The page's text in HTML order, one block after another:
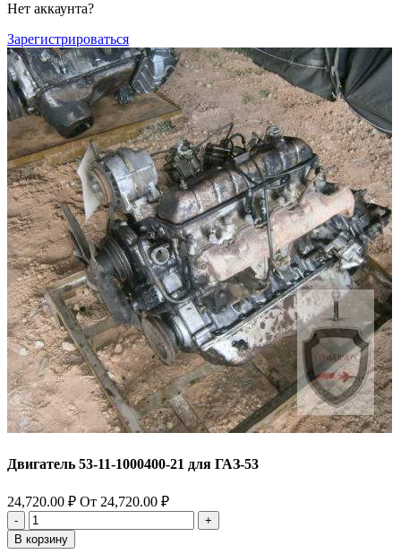
Нет аккаунта?
Зарегистрироваться
Двигатель 53-11-1000400-21 для ГАЗ-53
24,720.00 ₽ От 24,720.00 ₽
Количество
товара
Двигатель
В корзину